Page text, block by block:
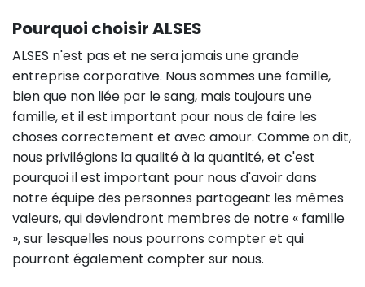
Pourquoi choisir ALSES
ALSES n'est pas et ne sera jamais une grande
entreprise corporative. Nous sommes une famille,
bien que non liée par le sang, mais toujours une
famille, et il est important pour nous de faire les
choses correctement et avec amour. Comme on dit,
nous privilégions la qualité à la quantité, et c'est
pourquoi il est important pour nous d'avoir dans
notre équipe des personnes partageant les mêmes
valeurs, qui deviendront membres de notre « famille
», sur lesquelles nous pourrons compter et qui
pourront également compter sur nous.